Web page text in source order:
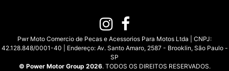
Pwr Moto Comercio de Pecas e Acessorios Para Motos Ltda | CNPJ:
42.128.848/0001-40 | Endereço: Av. Santo Amaro, 2587 - Brooklin, São Paulo -
SP
© Power Motor Group 2026. TODOS OS DIREITOS RESERVADOS.